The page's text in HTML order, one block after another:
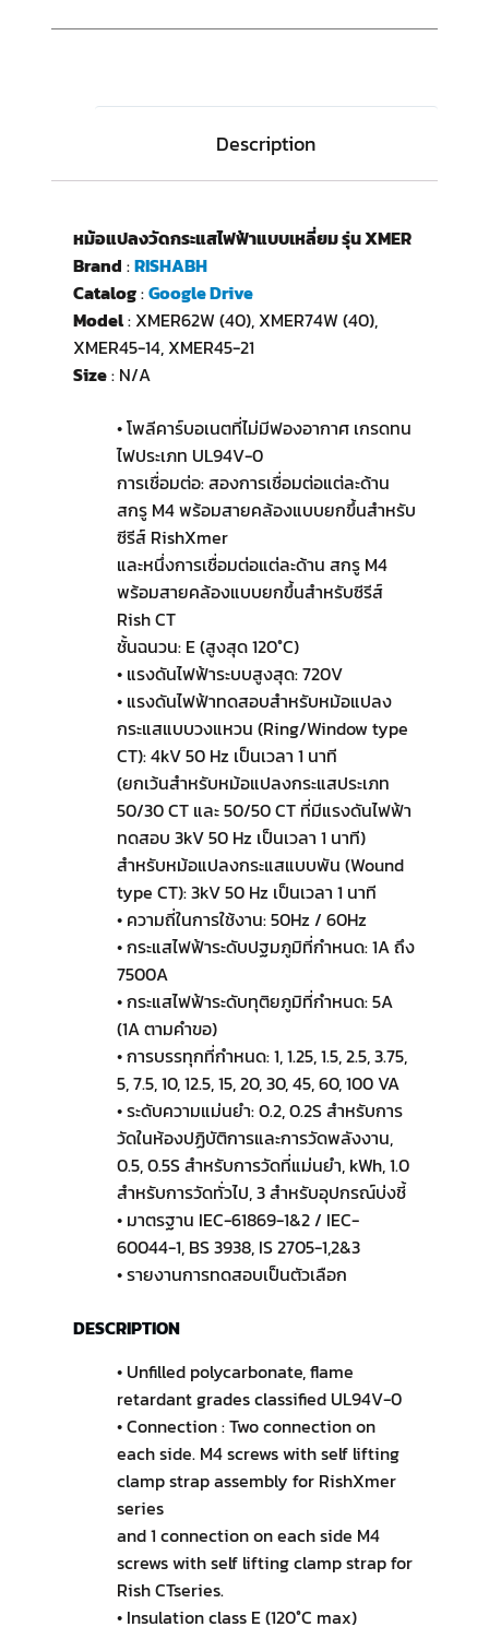
Description
หม้อแปลงวัดกระแสไฟฟ้าแบบเหลี่ยม รุ่น XMER
Brand :RISHABH
Catalog:Google Drive
Model: XMER62W (40), XMER74W (40),
XMER45-14, XMER45-21
Size: N/A
• โพลีคาร์บอเนตที่ไม่มีฟองอากาศ เกรดทน
ไฟประเภท UL94V-0
การเชื่อมต่อ: สองการเชื่อมต่อแต่ละด้าน
สกรู M4 พร้อมสายคล้องแบบยกขึ้นสำหรับ
ซีรีส์ RishXmer
และหนึ่งการเชื่อมต่อแต่ละด้าน สกรู M4
พร้อมสายคล้องแบบยกขึ้นสำหรับซีรีส์
Rish CT
ชั้นฉนวน: E (สูงสุด 120°C)
• แรงดันไฟฟ้าระบบสูงสุด: 720V
• แรงดันไฟฟ้าทดสอบสำหรับหม้อแปลง
กระแสแบบวงแหวน (Ring/Window type
CT): 4kV 50 Hz เป็นเวลา 1 นาที
(ยกเว้นสำหรับหม้อแปลงกระแสประเภท
50/30 CT และ 50/50 CT ที่มีแรงดันไฟฟ้า
ทดสอบ 3kV 50 Hz เป็นเวลา 1 นาที)
สำหรับหม้อแปลงกระแสแบบพัน (Wound
type CT): 3kV 50 Hz เป็นเวลา 1 นาที
• ความถี่ในการใช้งาน: 50Hz / 60Hz
• กระแสไฟฟ้าระดับปฐมภูมิที่กำหนด: 1A ถึง
7500A
• กระแสไฟฟ้าระดับทุติยภูมิที่กำหนด: 5A
(1A ตามคำขอ)
• การบรรทุกที่กำหนด: 1, 1.25, 1.5, 2.5, 3.75,
5, 7.5, 10, 12.5, 15, 20, 30, 45, 60, 100 VA
• ระดับความแม่นยำ: 0.2, 0.2S สำหรับการ
วัดในห้องปฏิบัติการและการวัดพลังงาน,
0.5, 0.5S สำหรับการวัดที่แม่นยำ, kWh, 1.0
สำหรับการวัดทั่วไป, 3 สำหรับอุปกรณ์บ่งชี้
• มาตรฐาน IEC-61869-1&2 / IEC-
60044-1, BS 3938, IS 2705-1,2&3
• รายงานการทดสอบเป็นตัวเลือก
DESCRIPTION
• Unfilled polycarbonate, flame
retardant grades classified UL94V-0
• Connection : Two connection on
each side. M4 screws with self lifting
clamp strap assembly for RishXmer
series
and 1 connection on each side M4
screws with self lifting clamp strap for
Rish CTseries.
• Insulation class E (120°C max)